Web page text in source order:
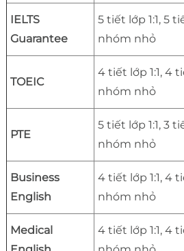
IELTS
Guarantee
5 tiết lớp 1:1, 5
nhóm nhỏ
TOEIC
4 tiết lớp 1:1, 4
nhóm nhỏ
PTE
5 tiết lớp 1:1, 3
nhóm nhỏ
Business
English
4 tiết lớp 1:1, 4
nhóm nhỏ
Medical
4 tiết lớp 1:1, 4